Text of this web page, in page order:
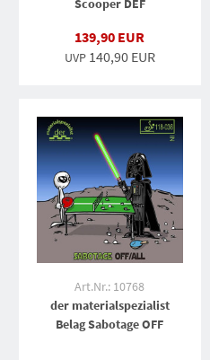
Scooper DEF
139,90 EUR
UVP 140,90 EUR
Art.Nr.: 10768
der materialspezialist
Belag Sabotage OFF